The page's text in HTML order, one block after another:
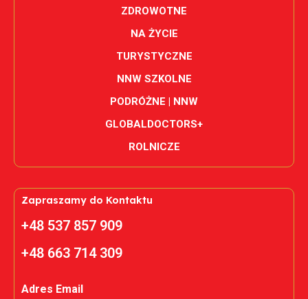
ZDROWOTNE
NA ŻYCIE
TURYSTYCZNE
NNW SZKOLNE
PODRÓŻNE | NNW
GLOBALDOCTORS+
ROLNICZE
Zapraszamy do Kontaktu
+48 537 857 909
+48 663 714 309
Adres Email